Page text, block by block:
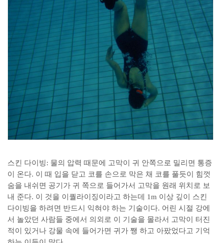
스킨 다이빙: 물의 압력 때문에 고막이 귀 안쪽으로 밀리면 통증
이 온다. 이 때 입을 닫고 코를 손으로 막은 채 코를 풀듯이 힘껏
숨을 내쉬면 공기가 귀 쪽으로 들어가서 고막을 원래 위치로 보
내 준다. 이 것을 이퀄라이징이라고 하는데 1m 이상 깊이 스킨
다이빙을 하려면 반드시 익혀야 하는 기술이다. 어린 시절 강에
서 놀았던 사람들 중에서 의외로 이 기술을 몰라서 고막이 터진
적이 있거나 강물 속에 들어가면 귀가 쨍 하고 아팠었다고 기억